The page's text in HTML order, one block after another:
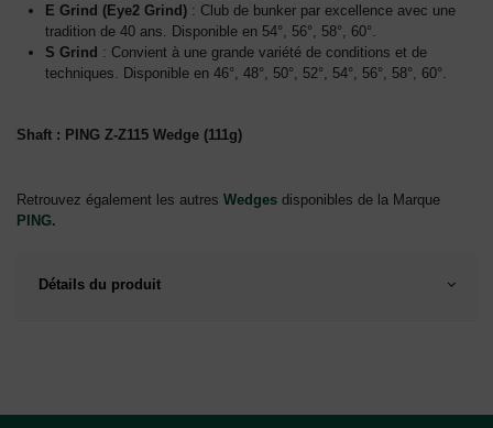
E Grind (Eye2 Grind) : Club de bunker par excellence avec une
tradition de 40 ans. Disponible en 54°, 56°, 58°, 60°.
S Grind : Convient à une grande variété de conditions et de
techniques. Disponible en 46°, 48°, 50°, 52°, 54°, 56°, 58°, 60°.
Shaft : PING Z-Z115 Wedge (111g)
Retrouvez également les autres Wedges disponibles de la Marque
PING.
Détails du produit